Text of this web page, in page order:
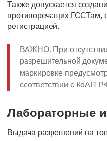
Также допускается
противоречащих ГОСТам,
регистрацией.
ВАЖНО. При
разрешительной
маркировке
соответствии с КоАП
Лабораторные
Выдача разрешений на